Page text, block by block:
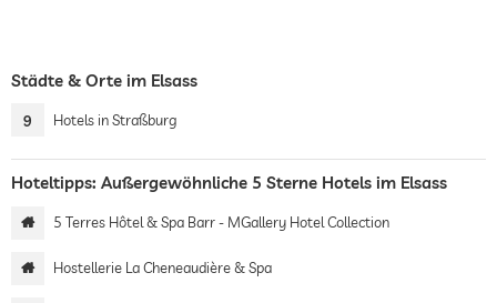
Städte & Orte im Elsass
9 Hotels in Straßburg
Hoteltipps: Außergewöhnliche 5 Sterne Hotels im Elsass
5 Terres Hôtel & Spa Barr - MGallery Hotel Collection
Hostellerie La Cheneaudière & Spa